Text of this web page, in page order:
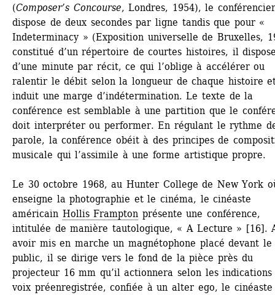
(Composer’s Concourse, Londres, 1954), le
dispose de deux secondes par ligne tandis que pour «
Indeterminacy » (Exposition universelle de Bruxelles,
constitué d’un répertoire de courtes histoires, il
d’une minute par récit, ce qui l’oblige à accélérer ou
ralentir le débit selon la longueur de chaque histoire
induit une marge d’indétermination. Le texte de la
conférence est semblable à une partition que le
doit interpréter ou performer. En régulant le rythme
parole, la conférence obéit à des principes de
musicale qui l’assimile à une forme artistique propre.
Le 30 octobre 1968, au Hunter College de New York
enseigne la photographie et le cinéma, le cinéaste
américain Hollis Frampton présente une conférence,
intitulée de manière tautologique, « A Lecture » [16].
avoir mis en marche un magnétophone placé devant le
public, il se dirige vers le fond de la pièce près du
projecteur 16 mm qu’il actionnera selon les
voix préenregistrée, confiée à un alter ego, le cinéaste